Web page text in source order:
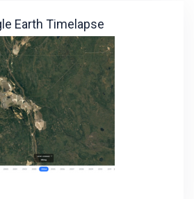
Earth Timelapse